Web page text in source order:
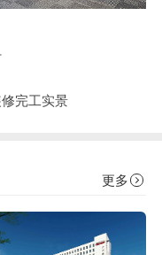
完工实景
更多